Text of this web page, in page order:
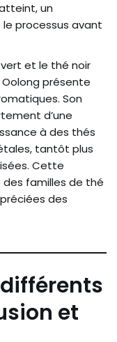
un
processus avant
et le thé noir
Oolong présente
Son
d’une
à des thés
tantôt plus
Cette
des familles de thé
des
et